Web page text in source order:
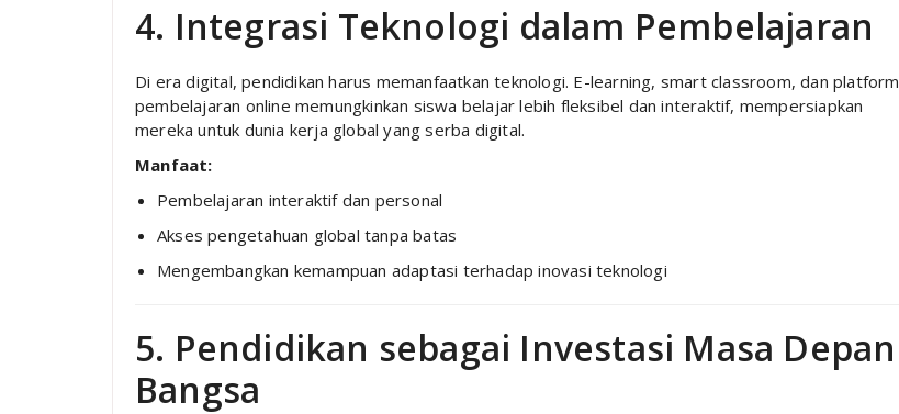
4. Integrasi Teknologi dalam Pembelajaran
Di era digital, pendidikan harus memanfaatkan teknologi. E-learning, smart classroom, dan platform
pembelajaran online memungkinkan siswa belajar lebih fleksibel dan interaktif, mempersiapkan
mereka untuk dunia kerja global yang serba digital.
Manfaat:
Pembelajaran interaktif dan personal
Akses pengetahuan global tanpa batas
Mengembangkan kemampuan adaptasi terhadap inovasi teknologi
5. Pendidikan sebagai Investasi Masa Depan
Bangsa